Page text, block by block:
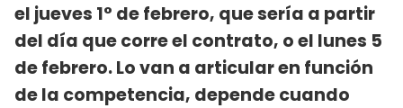
el jueves 1° de febrero, que sería a partir
del día que corre el contrato, o el lunes 5
de febrero. Lo van a articular en función
de la competencia, depende cuando